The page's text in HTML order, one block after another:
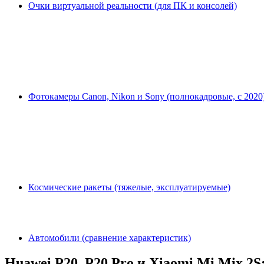
Очки виртуальной реальности (для ПК и консолей)
Фотокамеры Canon, Nikon и Sony (полнокадровые, с
Космические ракеты (тяжелые, эксплуатируемые)
Автомобили (сравнение характеристик)